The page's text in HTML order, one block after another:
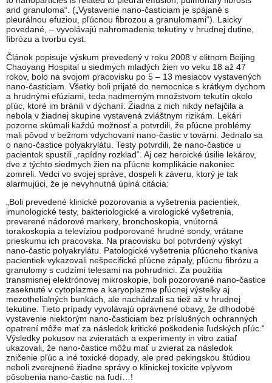
and granuloma“. („Vystavenie nano-časticiam je spájané s
pleurálnou efuziou, pľúcnou fibrozou a granulomami“). Laicky
povedané, – vyvolávajú nahromadenie tekutiny v hrudnej dutine,
fibrózu a tvorbu cyst.
Článok popisuje výskum prevedený v roku 2008 v elitnom Beijing
Chaoyang Hospital u siedmych mladých žien vo veku 18 až 47
rokov, bolo na svojom pracovisku po 5 – 13 mesiacov vystavených
nano-časticiam. Všetky boli prijaté do nemocnice s krátkym dychom
a hrudnými efúziami, teda nadmerným množstvom tekutín okolo
pľúc, ktoré im bránili v dýchaní. Žiadna z nich nikdy nefajčila a
nebola v žiadnej skupine vystavená zvláštnym rizikám. Lekári
pozorne skúmali každú možnosť a potvrdili, že pľúcne problémy
mali pôvod v bežnom vdychovaní nano-častic v továrni. Jednalo sa
o nano-častice polyakrylátu. Testy potvrdili, že nano-častice u
pacientok spustili „rapídny rozklad“. Aj cez heroické úsilie lekárov,
dve z týchto siedmych žien na pľúcne komplikácie nakoniec
zomreli. Vedci vo svojej správe, dospeli k záveru, ktorý je tak
alarmujúci, že je nevyhnutná úplná citácia:
„Boli prevedené klinické pozorovania a vyšetrenia pacientiek,
imunologické testy, bakteriologické a virologické vyšetrenia,
preverené nádorové markery, bronchoskopia, vnútorná
torakoskopia a televíziou podporované hrudné sondy, vrátane
prieskumu ich pracovska. Na pracovisku bol potvrdený výskyt
nano-častic polyakrylátu. Patologické vyšetrenia pľúcneho tkaniva
pacientiek vykazovali nešpecifické pľúcne zápaly, pľúcnu fibrózu a
granulomy s cudzími telesami na pohrudnici. Za použitia
transmisnej elektrónovej mikroskopie, boli pozorované nano-častice
zaseknuté v cytoplazme a karyoplazme pľúcnej výstelky aj
mezothelialných bunkách, ale nachádzali sa tiež až v hrudnej
tekutine. Tieto prípady vyvolávajú oprávnené obavy, že dlhodobé
vystavenie niektorým nano-časticiam bez príslušných ochranných
opatrení môže mať za následok kritické poškodenie ľudských pľúc.“
Výsledky pokusov na zvieratách a experimenty in vitro zatiaľ
ukazovali, že nano-častice môžu mať u zvierat za následok
zničenie pľúc a iné toxické dopady, ale pred pekingskou štúdiou
neboli zverejnené žiadne správy o klinickej toxicite vplyvom
pôsobenia nano-častic na ľudí…!